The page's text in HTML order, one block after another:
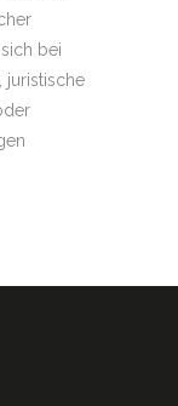
bei
juristische